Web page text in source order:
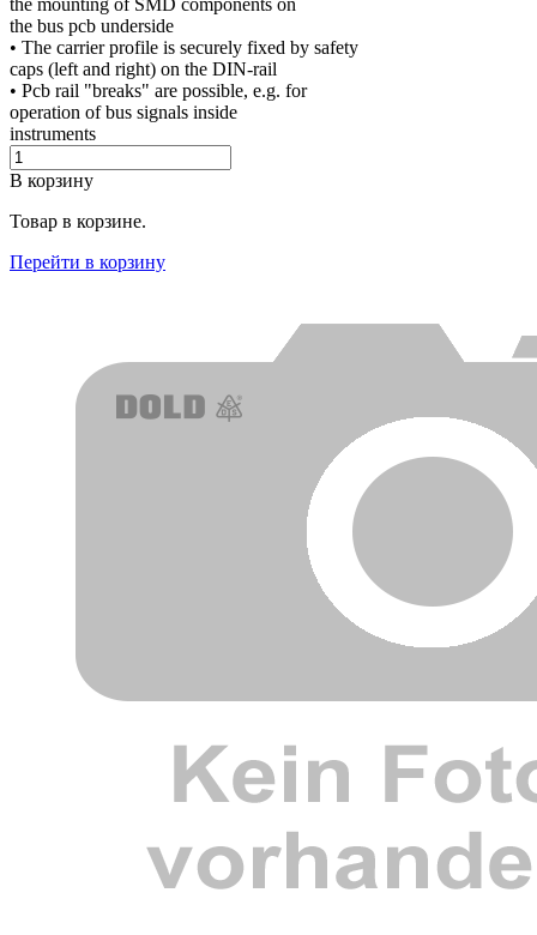
the bus pcb underside
• The carrier profile is securely fixed by safety
caps (left and right) on the DIN-rail
• Pcb rail "breaks" are possible, e.g. for
operation of bus signals inside
instruments
В корзину
Товар в корзине.
Перейти в корзину